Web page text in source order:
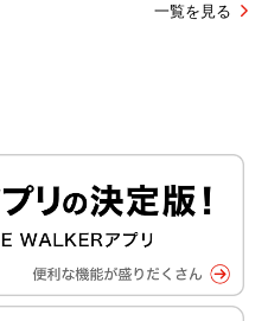
一覧を見る